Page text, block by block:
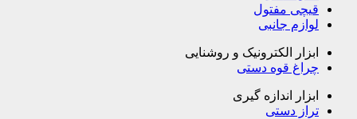
قیچی مفتول
لوازم جانبی
ابزار الکترونیک و روشنایی
چراغ قوه دستی
ابزار اندازه گیری
تراز دستی